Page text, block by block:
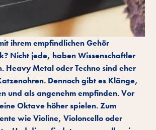
ihrem empfindlichen Gehör
Nicht jede, haben Wissenschaftler
Heavy Metal oder Techno sind eher
Dennoch gibt es Klänge,
und als angenehm empfinden. Vor
Oktave höher spielen. Zum
wie Violine, Violoncello oder